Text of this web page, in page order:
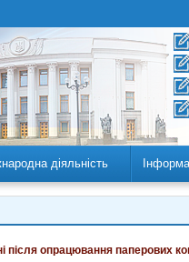
діяльність
після опрацювання паперових